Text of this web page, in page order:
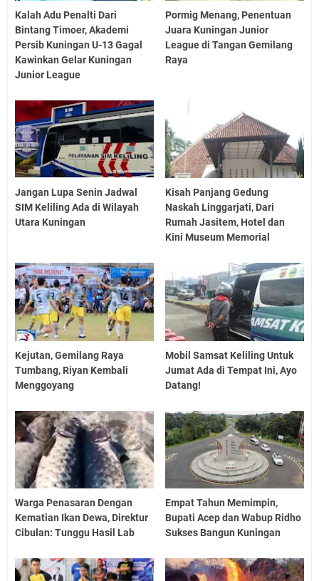
Kalah Adu Penalti Dari
Bintang Timoer, Akademi
Persib Kuningan U-13 Gagal
Kawinkan Gelar Kuningan
Junior League
Pormig Menang, Penentuan
Juara Kuningan Junior
League di Tangan Gemilang
Raya
Jangan Lupa Senin Jadwal
SIM Keliling Ada di Wilayah
Utara Kuningan
Kisah Panjang Gedung
Naskah Linggarjati, Dari
Rumah Jasitem, Hotel dan
Kini Museum Memorial
Kejutan, Gemilang Raya
Tumbang, Riyan Kembali
Menggoyang
Mobil Samsat Keliling Untuk
Jumat Ada di Tempat Ini, Ayo
Datang!
Warga Penasaran Dengan
Kematian Ikan Dewa, Direktur
Cibulan: Tunggu Hasil Lab
Empat Tahun Memimpin,
Bupati Acep dan Wabup Ridho
Sukses Bangun Kuningan